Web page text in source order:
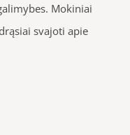
Mokiniai
svajoti apie